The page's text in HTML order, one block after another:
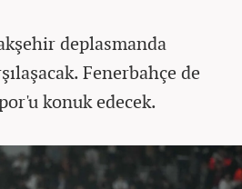
deplasmanda
Fenerbahçe de
konuk edecek.